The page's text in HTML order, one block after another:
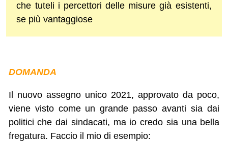
che tuteli i percettori delle misure già esistenti,
se più vantaggiose
DOMANDA
Il nuovo assegno unico 2021, approvato da poco,
viene visto come un grande passo avanti sia dai
politici che dai sindacati, ma io credo sia una bella
fregatura. Faccio il mio di esempio: